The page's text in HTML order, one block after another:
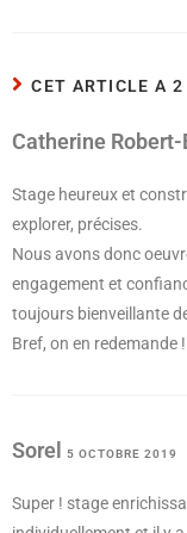
CET ARTICLE A 2
Catherine Robert-
Stage heureux et
explorer, précises.
Nous avons donc
engagement et
toujours bienveillante
Bref, on en redemande
Sorel 5 OCTOBRE 2019
Super ! stage